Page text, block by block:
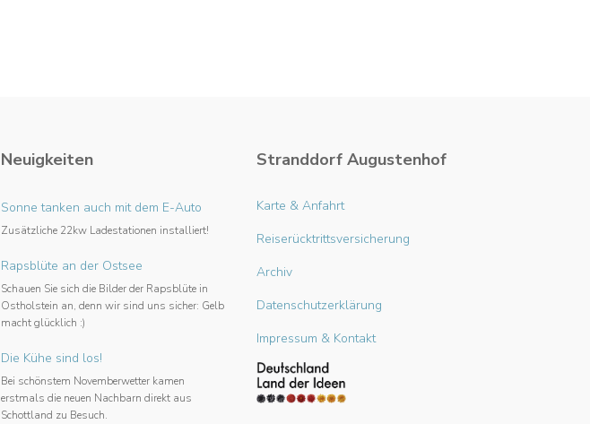
Neuigkeiten
Sonne tanken auch mit dem E-Auto
Zusätzliche 22kw Ladestationen installiert!
Rapsblüte an der Ostsee
Schauen Sie sich die Bilder der Rapsblüte in
Ostholstein an, denn wir sind uns sicher: Gelb
macht glücklich :)
Die Kühe sind los!
Bei schönstem Novemberwetter kamen
erstmals die neuen Nachbarn direkt aus
Schottland zu Besuch.
Stranddorf Augustenhof
Karte & Anfahrt
Reiserücktrittsversicherung
Archiv
Datenschutzerklärung
Impressum & Kontakt